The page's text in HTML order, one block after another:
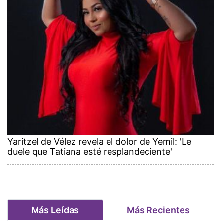
Yaritzel de Vélez revela el dolor de Yemil: 'Le
duele que Tatiana esté resplandeciente'
Más Leídas Más Recientes